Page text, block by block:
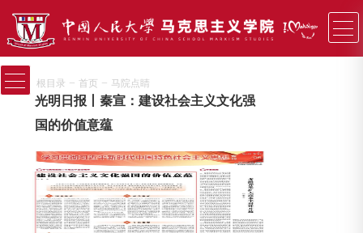
根目录 − 首页 − 马院点睛
光明日报丨秦宣：建设社会主义文化强
国的价值意蕴